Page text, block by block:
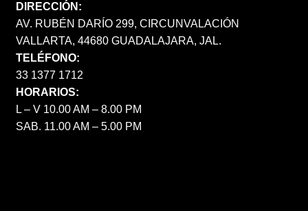
DIRECCIÓN:
AV. RUBÉN DARÍO 299, CIRCUNVALACIÓN
VALLARTA, 44680 GUADALAJARA, JAL.
TELÉFONO:
33 1377 1712
HORARIOS:
L – V 10.00 AM – 8.00 PM
SAB. 11.00 AM – 5.00 PM